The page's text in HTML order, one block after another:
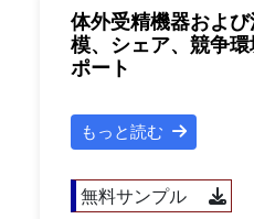
体外受精機器およ
模、シェア、競争
ポート
もっと読む
無料サンプル